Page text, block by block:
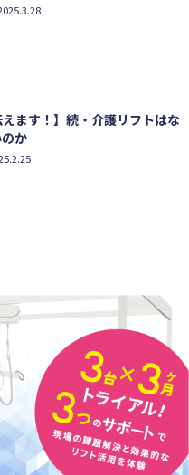
えます！】続・介護リフトはな
か